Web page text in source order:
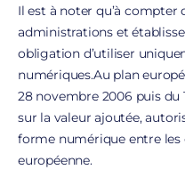
Il est à noter qu’à compter
administrations et
obligation d’utiliser
numériques.Au plan
28 novembre 2006 puis du
sur la valeur ajoutée,
forme numérique entre les
européenne.